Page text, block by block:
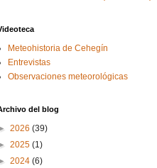
Meteohistoria de Cehegín
Entrevistas
Observaciones meteorológicas
del blog
2026 (39)
2025 (1)
2024 (6)